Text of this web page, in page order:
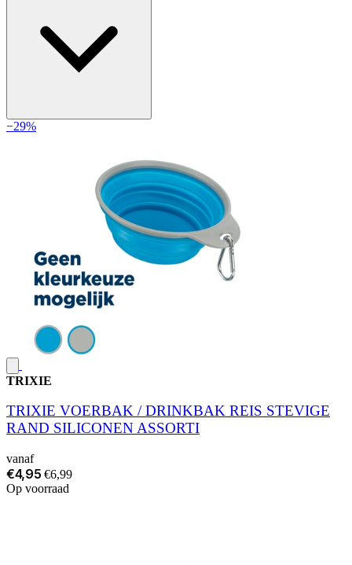
−29%
TRIXIE
TRIXIE VOERBAK / DRINKBAK REIS STEVIGE
RAND SILICONEN ASSORTI
vanaf
€4,95 €6,99
Op voorraad